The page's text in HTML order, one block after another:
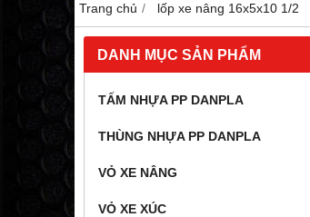
Trang chủ lốp xe nâng 16x5x10 1/2
DANH MỤC SẢN PHẨM
TẤM NHỰA PP DANPLA
THÙNG NHỰA PP DANPLA
VỎ XE NÂNG
VỎ XE XÚC